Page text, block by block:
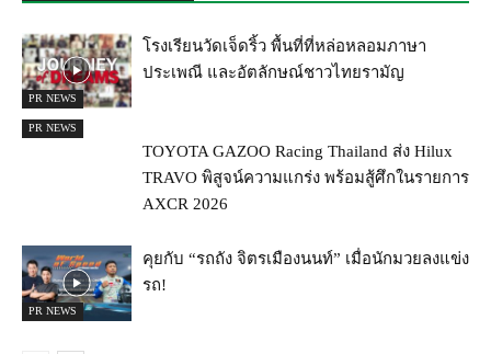
PR NEWS
โรงเรียนวัดเจ็ดริ้ว พื้นที่ที่หล่อหลอมภาษา
ประเพณี และอัตลักษณ์ชาวไทยรามัญ
PR NEWS
TOYOTA GAZOO Racing Thailand ส่ง Hilux
TRAVO พิสูจน์ความแกร่ง พร้อมสู้ศึกในรายการ
AXCR 2026
PR NEWS
คุยกับ “รถถัง จิตรเมืองนนท์” เมื่อนักมวยลงแข่ง
รถ!